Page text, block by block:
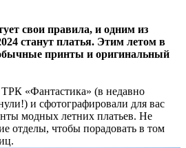
свои правила, и одним из
станут платья. Этим летом в
принты и оригинальный
«Фантастика» (в недавно
и сфотографировали для вас
модных летних платьев. Не
отделы, чтобы порадовать в том